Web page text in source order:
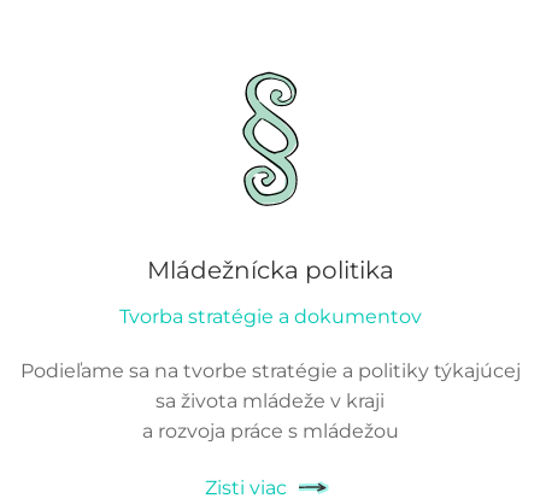
Mládežnícka politika
Tvorba stratégie a dokumentov
Podieľame sa na tvorbe stratégie a politiky týkajúcej
sa života mládeže v kraji
a rozvoja práce s mládežou
Zisti viac